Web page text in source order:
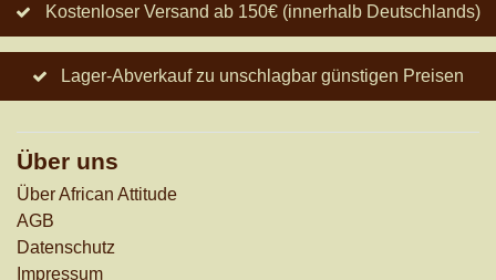
Kostenloser Versand ab 150€ (innerhalb Deutschlands)
Lager-Abverkauf zu unschlagbar günstigen Preisen
Über uns
Über African Attitude
AGB
Datenschutz
Impressum